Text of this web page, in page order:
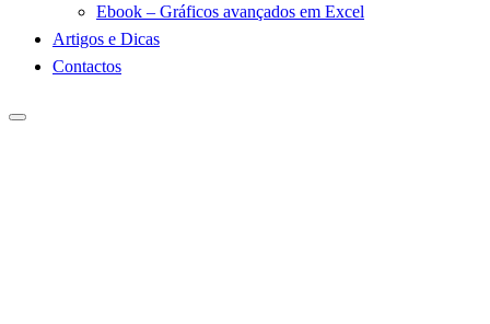
Ebook – Gráficos avançados em Excel
Artigos e Dicas
Contactos